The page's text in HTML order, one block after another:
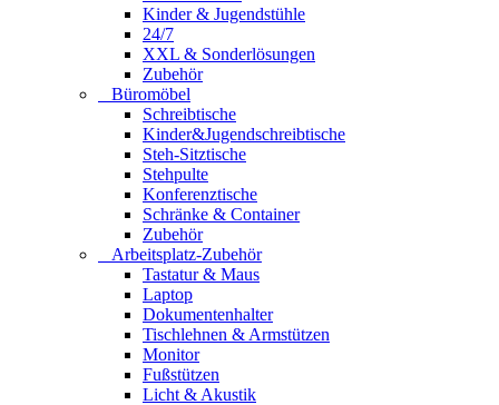
Kinder & Jugendstühle
24/7
XXL & Sonderlösungen
Zubehör
Büromöbel
Schreibtische
Kinder&Jugendschreibtische
Steh-Sitztische
Stehpulte
Konferenztische
Schränke & Container
Zubehör
Arbeitsplatz-Zubehör
Tastatur & Maus
Laptop
Dokumentenhalter
Tischlehnen & Armstützen
Monitor
Fußstützen
Licht & Akustik